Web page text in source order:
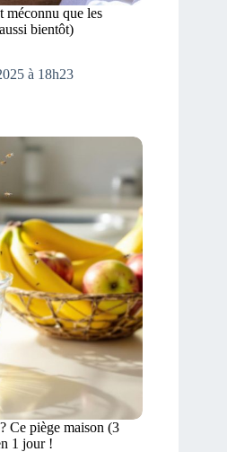
méconnu que les
bientôt)
à 18h23
Ce piège maison (3
1 jour !